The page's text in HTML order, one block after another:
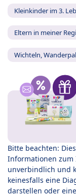
Kleinkinder im 3.
Eltern in meiner
Wichteln,
Bitte beachten:
Informationen zum
unverbindlich und
keinesfalls eine
darstellen oder